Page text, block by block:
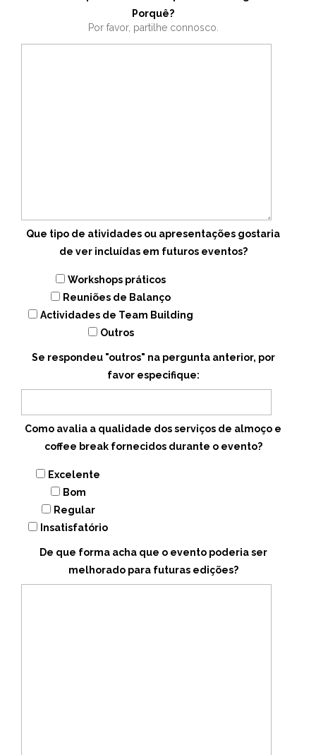
Porquê?
Por favor, partilhe connosco.
Que tipo de atividades ou apresentações gostaria
de ver incluídas em futuros eventos?
Workshops práticos
Reuniões de Balanço
Actividades de Team Building
Outros
Se respondeu "outros" na pergunta anterior, por
favor especifique:
Como avalia a qualidade dos serviços de almoço e
coffee break fornecidos durante o evento?
Excelente
Bom
Regular
Insatisfatório
De que forma acha que o evento poderia ser
melhorado para futuras edições?